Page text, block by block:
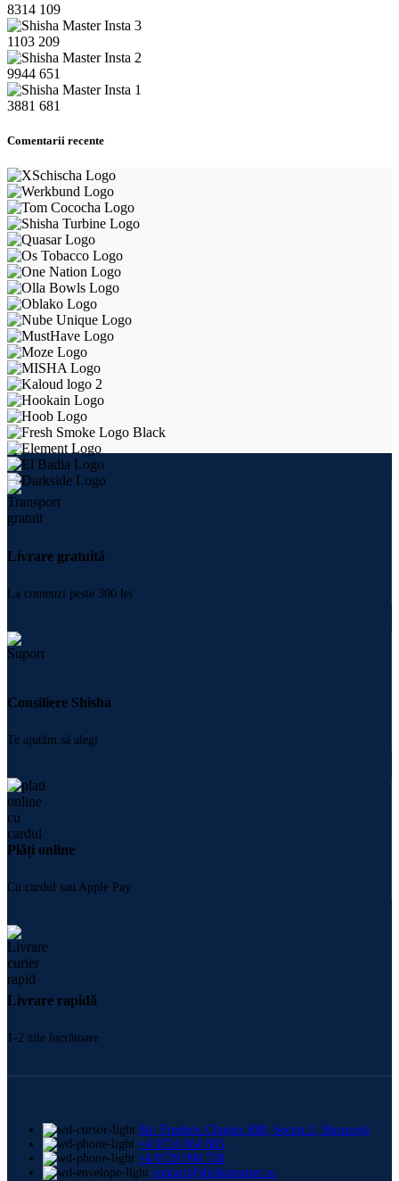
8314 109
1103 209
9944 651
3881 681
Comentarii recente
Livrare gratuită
La comenzi peste 300 lei
Consiliere Shisha
Te ajutăm să alegi
Plăți online
Cu cardul sau Apple Pay
Livrare rapidă
1-2 zile lucrătoare
Str. Frederic Chopin 30B, Sector 2, București
+4 0724 664 885
+4 0729 998 728
contact@shishamaster.ro